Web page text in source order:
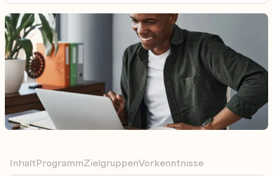
InhaltProgrammZielgruppenVorkenntnisse